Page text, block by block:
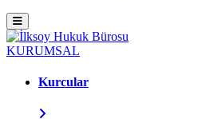
KURUMSAL
Kurcular